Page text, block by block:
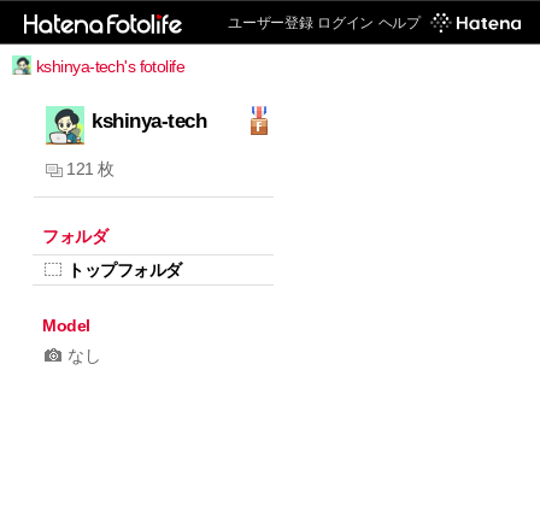
ユーザー登録 ログイン ヘルプ
kshinya-tech's fotolife
kshinya-tech
121 枚
フォルダ
トップフォルダ
Model
なし